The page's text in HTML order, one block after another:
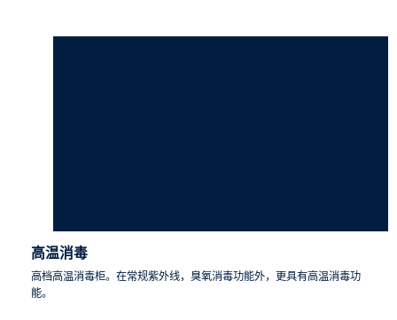
高温消毒
高档高温消毒柜。在常规紫外线，臭氧消毒功能外，更具有高温消毒功
能。